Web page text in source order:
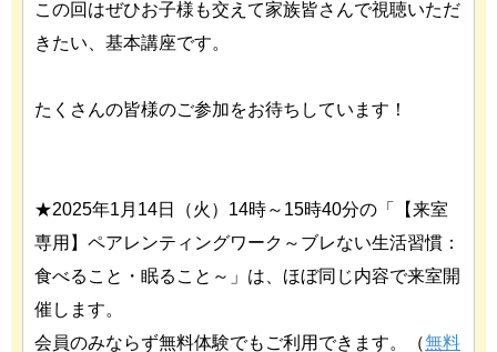
この回はぜひお子様も交えて家族皆さんで視聴いただ
きたい、基本講座です。
たくさんの皆様のご参加をお待ちしています！
★2025年1月14日（火）14時～15時40分の「【来室
専用】ペアレンティングワーク～ブレない生活習慣：
食べること・眠ること～」は、ほぼ同じ内容で来室開
催します。
会員のみならず無料体験でもご利用できます。（無料